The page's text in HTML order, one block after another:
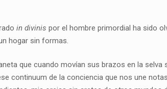
in divinis por el hombre primordial ha sido
hogar sin formas.
que cuando movían sus brazos en la
continuum de la conciencia que nos une